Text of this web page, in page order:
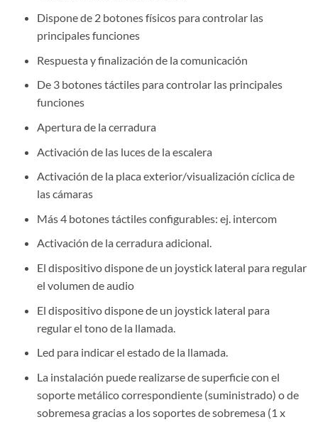
Dispone de 2 botones físicos para controlar las
principales funciones
Respuesta y finalización de la comunicación
De 3 botones táctiles para controlar las principales
funciones
Apertura de la cerradura
Activación de las luces de la escalera
Activación de la placa exterior/visualización cíclica de
las cámaras
Más 4 botones táctiles configurables: ej. intercom
Activación de la cerradura adicional.
El dispositivo dispone de un joystick lateral para regular
el volumen de audio
El dispositivo dispone de un joystick lateral para
regular el tono de la llamada.
Led para indicar el estado de la llamada.
La instalación puede realizarse de superficie con el
soporte metálico correspondiente (suministrado) o de
sobremesa gracias a los soportes de sobremesa (1 x